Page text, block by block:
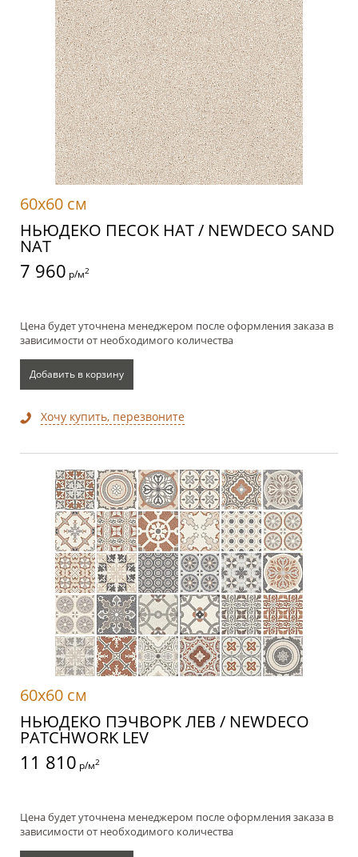
60x60 см
НЬЮДЕКО ПЕСОК НАТ / NEWDECO SAND
NAT
7 960 р/м2
Цена будет уточнена менеджером после оформления заказа в
зависимости от необходимого количества
Добавить в корзину
Хочу купить, перезвоните
60x60 см
НЬЮДЕКО ПЭЧВОРК ЛЕВ / NEWDECO
PATCHWORK LEV
11 810 р/м2
Цена будет уточнена менеджером после оформления заказа в
зависимости от необходимого количества